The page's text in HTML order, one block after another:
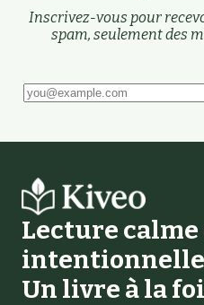
Inscrivez-vous pour
spam, seulement des
Lecture calme
Un livre à la